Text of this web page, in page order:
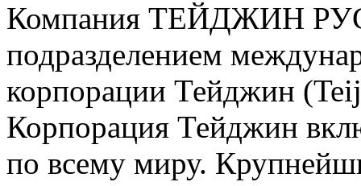
Компания ТЕЙДЖИН РУС
подразделением
корпорации Тейджин
Корпорация Тейджин
по всему миру.